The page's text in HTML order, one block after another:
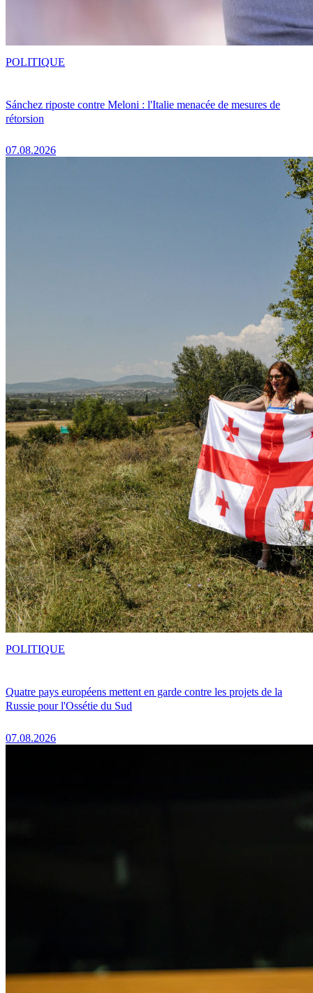
Sánchez riposte contre Meloni : l'Italie menacée de mesures de
rétorsion
07.08.2026
POLITIQUE
Quatre pays européens mettent en garde contre les projets de la
Russie pour l'Ossétie du Sud
07.08.2026
POLITIQUE